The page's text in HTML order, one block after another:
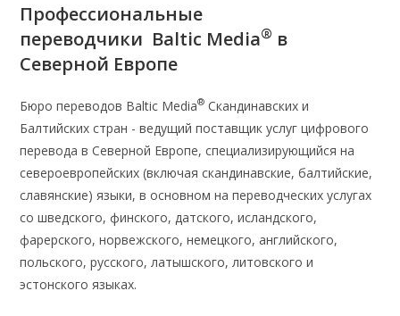
Профессиональные
переводчики Baltic Media® в
Северной Европе
Бюро переводов Baltic Media® Скандинавских и
Балтийских стран - ведущий поставщик услуг цифрового
перевода в Северной Европе, специализирующийся на
североевропейских (включая скандинавские, балтийские,
славянские) языки, в основном на переводческих услугах
со шведского, финского, датского, исландского,
фарерского, норвежского, немецкого, английского,
польского, русского, латышского, литовского и
эстонского языках.